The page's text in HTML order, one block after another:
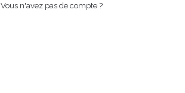
Vous n'avez pas de compte ?